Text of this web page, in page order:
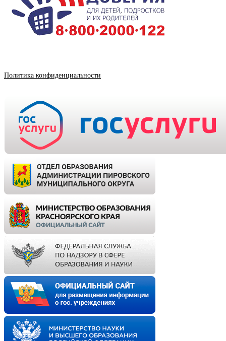
Политика конфиденциальности